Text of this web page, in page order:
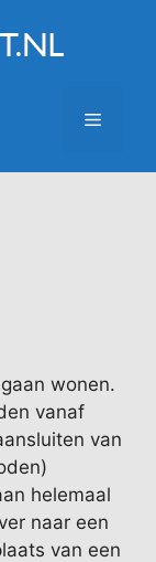
Menu
wonen.
vanaf
van
helemaal
naar een
van een